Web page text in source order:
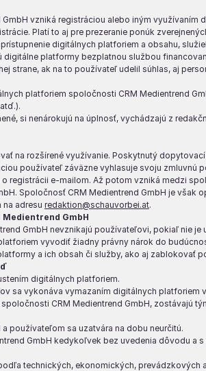
vzniká registráciou alebo iným využívaním
Platí to aj pre prezeranie ponúk
digitálnych platforiem a obsahu,
platformy bezplatnou službou
strane, ak na to používateľ udelil súhlas, aj
platforiem spoločnosti CRM Medientrend
si nenárokujú na úplnosť, vychádzajú z
na rozšírené využívanie. Poskytnutý
používateľ záväzne vyhlasuje svoju zmluvnú
registrácii e-mailom. Až potom vzniká medzi
Spoločnosť CRM Medientrend GmbH je však
adresu redaktion@schauvorbei.at.
GmbH
GmbH nevznikajú používateľovi, pokiaľ nie je
vyvodiť žiadny právny nárok do
a ich obsah či služby, ako aj zablokovať
digitálnych platforiem.
sa vykonáva vymazaním digitálnych platforiem
CRM Medientrend GmbH, zostávajú
používateľom sa uzatvára na dobu neurčitú.
GmbH kedykoľvek bez uvedenia dôvodu a
technických, ekonomických, prevádzkových